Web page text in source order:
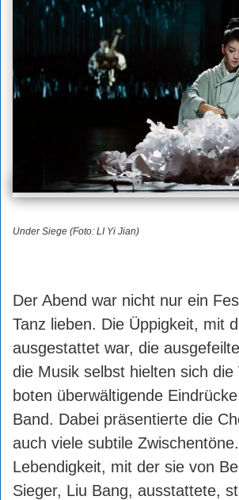
Under Siege (Foto: LI Yi Jian)
Der Abend war nicht nur ein
Tanz lieben. Die Üppigkeit, mit
ausgestattet war, die
die Musik selbst hielten sich die
boten überwältigende
Band. Dabei präsentierte die
auch viele subtile
Lebendigkeit, mit der sie von
Sieger, Liu Bang, ausstattete,